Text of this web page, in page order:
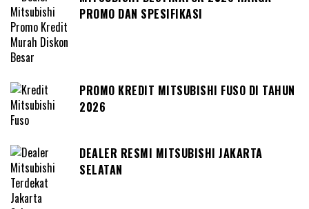
PROMO DAN SPESIFIKASI
PROMO KREDIT MITSUBISHI FUSO DI TAHUN
2026
DEALER RESMI MITSUBISHI JAKARTA
SELATAN